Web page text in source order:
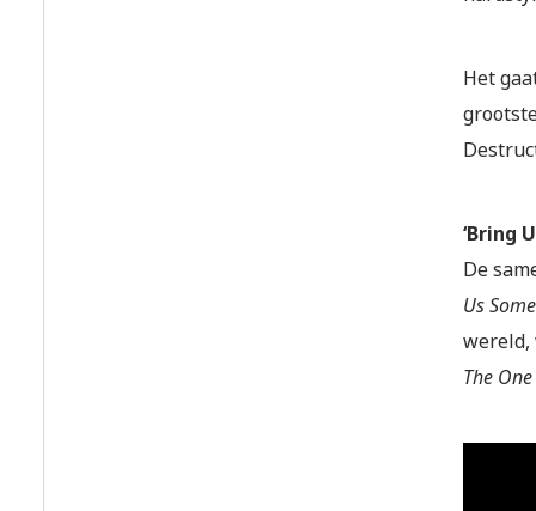
Het
‘Bring
De
Us
wereld,
The